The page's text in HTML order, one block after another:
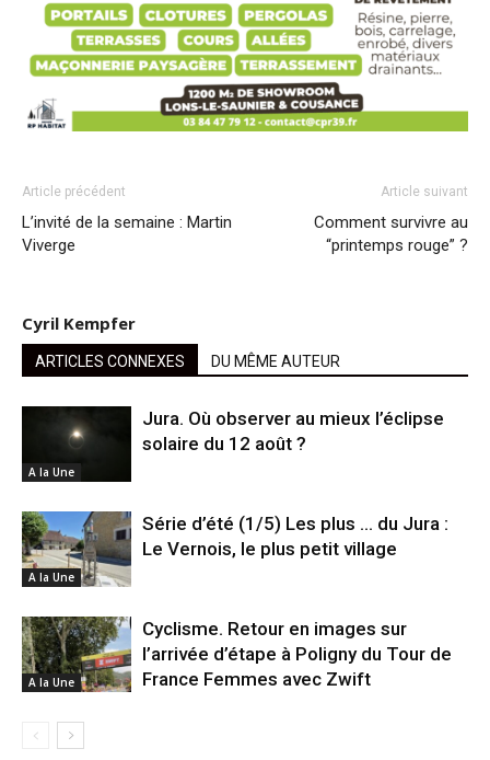
Article précédent
L’invité de la semaine : Martin
Viverge
Article suivant
Comment survivre au
“printemps rouge” ?
Cyril Kempfer
ARTICLES CONNEXES DU MÊME AUTEUR
A la Une
Jura. Où observer au mieux l’éclipse
solaire du 12 août ?
A la Une
Série d’été (1/5) Les plus … du Jura :
Le Vernois, le plus petit village
A la Une
Cyclisme. Retour en images sur
l’arrivée d’étape à Poligny du Tour de
France Femmes avec Zwift